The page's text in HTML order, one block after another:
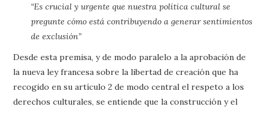
“Es crucial y urgente que nuestra política cultural se
pregunte cómo está contribuyendo a generar sentimientos
de exclusión”
Desde esta premisa, y de modo paralelo a la aprobación de
la nueva ley francesa sobre la libertad de creación que ha
recogido en su artículo 2 de modo central el respeto a los
derechos culturales, se entiende que la construcción y el